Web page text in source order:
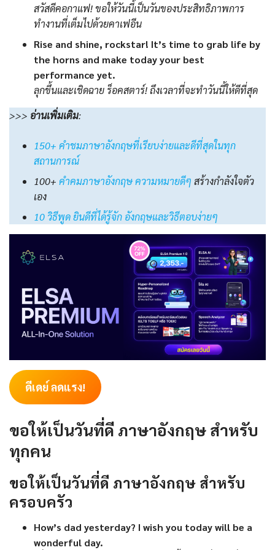
สวัสดีคอกาแฟ! ขอให้วันนี้เป็นวันของประสิทธิภาพการ
ทำงานที่เต็มไปด้วยคาเฟอีน
Rise and shine, rockstar! It’s time to grab life by
the horns and make today your best
performance yet.
ลุกขึ้นและเชิดฉาย ร็อคสตาร์! ถึงเวลาที่จะทำวันนี้ให้ดีที่สุด
>>> อ่านเพิ่มเติม:
150+ คำชมภาษาอังกฤษที่เรียบง่ายและดีที่สุดในทุก
สถานการณ์
100+ คําคมภาษาอังกฤษ ความหมายดีๆ สร้างกำลังใจตัว
เอง
10 วิธีพูด ยินดีที่ได้รู้จัก อังกฤษและวิธีตอบง่ายๆ
ดีเดย์ ลดแรง!
ขอให้เป็นวันที่ดี ภาษาอังกฤษ สำหรับ
ทุกคน
ขอให้เป็นวันที่ดี ภาษาอังกฤษ สำหรับ
ครอบครัว
How’s dad yesterday? I wish you today will be a
wonderful day.